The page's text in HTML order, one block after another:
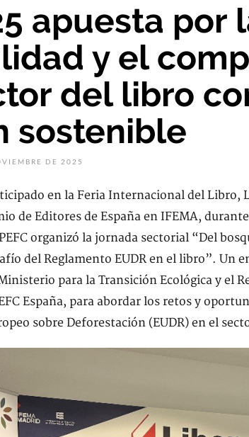
apuesta por
y el
del libro
sostenible
DE 2025
en la Feria Internacional del Libro,
de Editores de España en IFEMA,
organizó la jornada sectorial “Del
del Reglamento EUDR en el libro”. Un
para la Transición Ecológica y el
España, para abordar los retos y
sobre Deforestación (EUDR) en el